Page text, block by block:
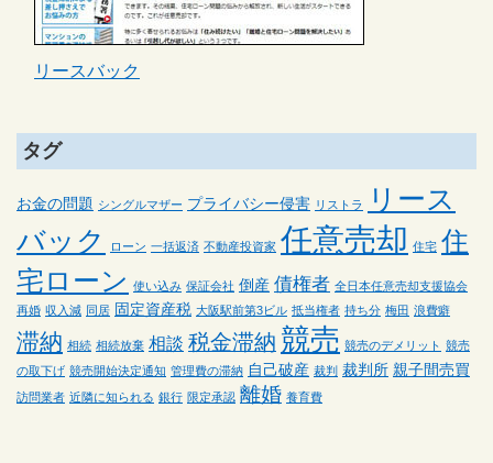
リースバック
タグ
お金の問題 シングルマザー プライバシー侵害 リストラ
リース
バック
ローン 一括返済 不動産投資家 任意売却 住宅 住
宅ローン 使い込み 保証会社 倒産 債権者 全日本任意売却支援協会
再婚 収入減 同居 固定資産税 大阪駅前第3ビル 抵当権者 持ち分 梅田 浪費癖
滞納 相続 相続放棄 相談 税金滞納 競売 競売のデメリット 競売
の取下げ 競売開始決定通知 管理費の滞納 自己破産 裁判 裁判所 親子間売買
訪問業者 近隣に知られる 銀行 限定承認 離婚 養育費